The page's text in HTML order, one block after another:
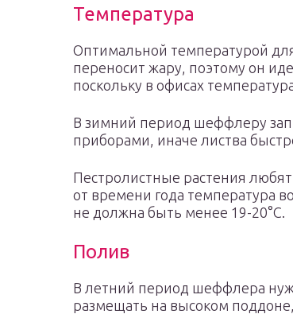
Температура
Оптимальной температурой
переносит жару, поэтому он
поскольку в офисах
В зимний период шеффлеру
приборами, иначе листва
Пестролистные растения
от времени года температура
не должна быть менее 19-20°C.
Полив
В летний период шеффлера
размещать на высоком